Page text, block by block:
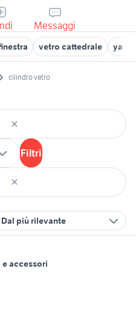
Messaggi
vetro cattedrale
cilindro vetro
Filtri
Dal più rilevante
accessori